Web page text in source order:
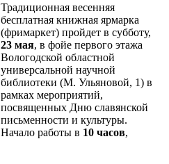
Традиционная весенняя
бесплатная книжная ярмарка
(фримаркет) пройдет в субботу,
23 мая, в фойе первого этажа
Вологодской областной
универсальной научной
библиотеки (М. Ульяновой, 1) в
рамках мероприятий,
посвященных Дню славянской
письменности и культуры.
Начало работы в 10 часов,